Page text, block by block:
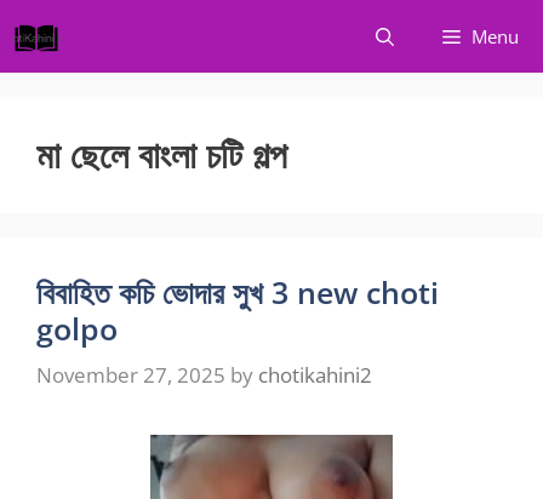
to
content
Menu
মা ছেলে বাংলা চটি গল্প
বিবাহিত কচি ভোদার সুখ 3 new choti
golpo
November 27, 2025 by chotikahini2